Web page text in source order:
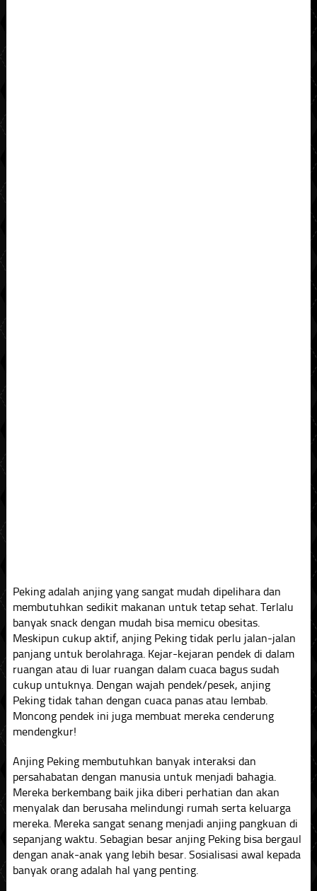
Peking adalah anjing yang sangat mudah dipelihara dan
membutuhkan sedikit makanan untuk tetap sehat. Terlalu
banyak snack dengan mudah bisa memicu obesitas.
Meskipun cukup aktif, anjing Peking tidak perlu jalan-jalan
panjang untuk berolahraga. Kejar-kejaran pendek di dalam
ruangan atau di luar ruangan dalam cuaca bagus sudah
cukup untuknya. Dengan wajah pendek/pesek, anjing
Peking tidak tahan dengan cuaca panas atau lembab.
Moncong pendek ini juga membuat mereka cenderung
mendengkur!
Anjing Peking membutuhkan banyak interaksi dan
persahabatan dengan manusia untuk menjadi bahagia.
Mereka berkembang baik jika diberi perhatian dan akan
menyalak dan berusaha melindungi rumah serta keluarga
mereka. Mereka sangat senang menjadi anjing pangkuan di
sepanjang waktu. Sebagian besar anjing Peking bisa bergaul
dengan anak-anak yang lebih besar. Sosialisasi awal kepada
banyak orang adalah hal yang penting.